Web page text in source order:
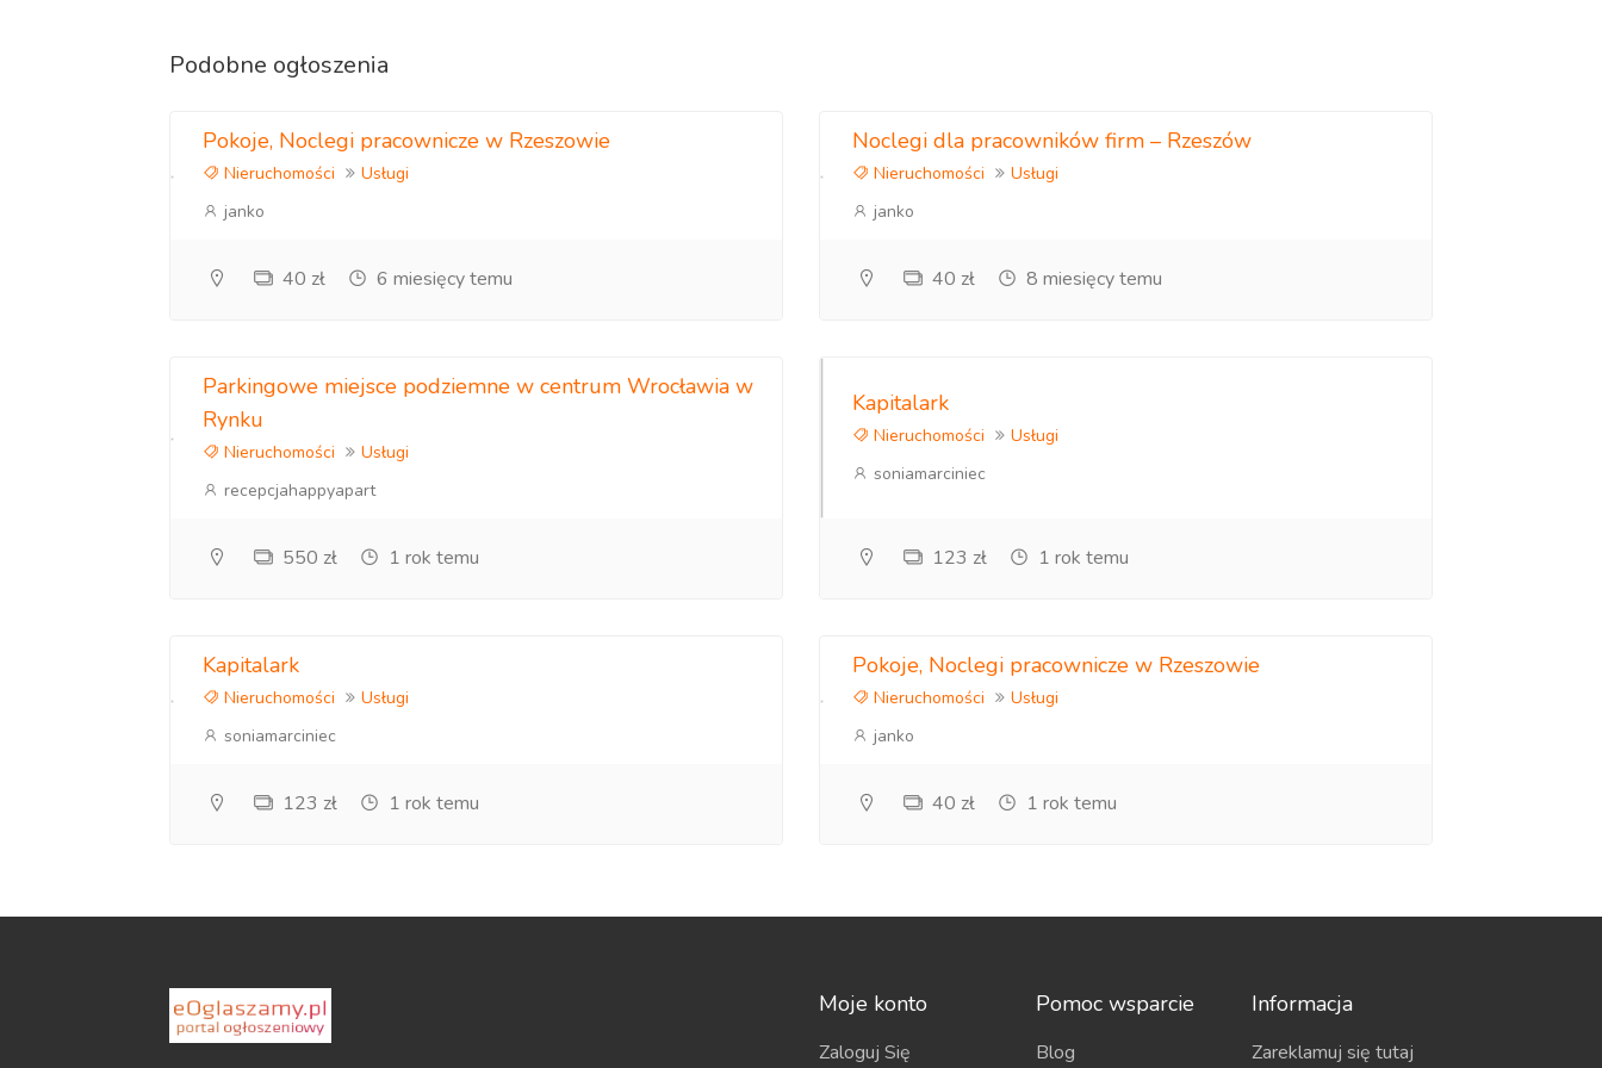
Podobne ogłoszenia
Pokoje, Noclegi pracownicze w Rzeszowie
Nieruchomości
Usługi
janko
40 zł 6 miesięcy temu
Noclegi dla pracowników firm – Rzeszów
Nieruchomości
Usługi
janko
40 zł 8 miesięcy temu
Parkingowe miejsce podziemne w centrum Wrocławia w
Rynku
Nieruchomości
Usługi
recepcjahappyapart
550 zł 1 rok temu
Kapitalark
Nieruchomości
Usługi
soniamarciniec
123 zł 1 rok temu
Kapitalark
Nieruchomości
Usługi
soniamarciniec
123 zł 1 rok temu
Pokoje, Noclegi pracownicze w Rzeszowie
Nieruchomości
Usługi
janko
40 zł 1 rok temu
Moje konto
Zaloguj Się
Pomoc wsparcie
Blog
Informacja
Zareklamuj się tutaj